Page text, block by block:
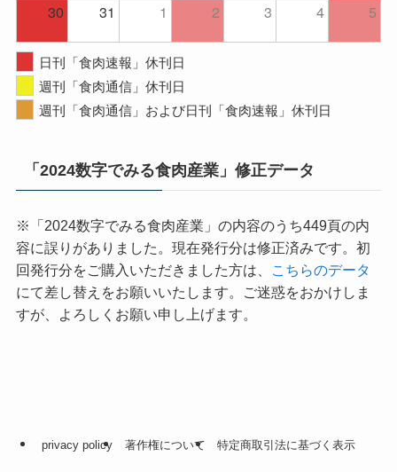
30
31 1 2 3 4 5
日刊「食肉速報」休刊日
週刊「食肉通信」休刊日
週刊「食肉通信」および日刊「食肉速報」休刊日
「2024数字でみる食肉産業」修正データ
※「2024数字でみる食肉産業」の内容のうち449頁の内
容に誤りがありました。現在発行分は修正済みです。初
回発行分をご購入いただきました方は、
こちらのデータ
にて差し替えをお願いいたします。ご迷惑をおかけしま
すが、よろしくお願い申し上げます。
privacy policy 著作権について 特定商取引法に基づく表示